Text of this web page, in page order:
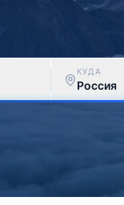
КУДА
Россия